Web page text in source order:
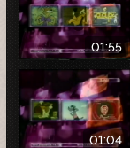
01:55
01:04